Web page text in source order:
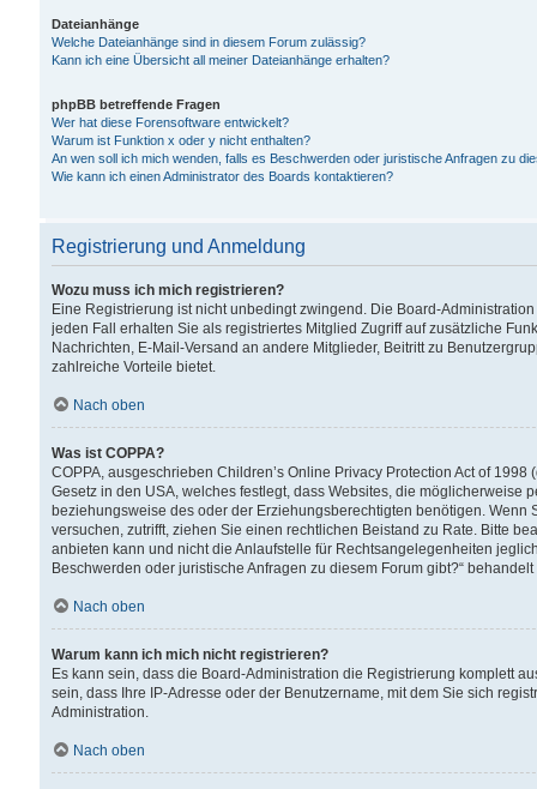
Dateianhänge
Welche Dateianhänge sind in diesem Forum zulässig?
Kann ich eine Übersicht all meiner Dateianhänge erhalten?
phpBB betreffende Fragen
Wer hat diese Forensoftware entwickelt?
Warum ist Funktion x oder y nicht enthalten?
An wen soll ich mich wenden, falls es Beschwerden oder juristische Anfragen zu
Wie kann ich einen Administrator des Boards kontaktieren?
Registrierung und Anmeldung
Wozu muss ich mich registrieren?
Eine Registrierung ist nicht unbedingt zwingend. Die Board-
jeden Fall erhalten Sie als registriertes Mitglied Zugriff auf zusätzliche
Nachrichten, E-Mail-Versand an andere Mitglieder, Beitritt zu
zahlreiche Vorteile bietet.
Nach oben
Was ist COPPA?
COPPA, ausgeschrieben Children’s Online Privacy Protection Act of
Gesetz in den USA, welches festlegt, dass Websites, die
beziehungsweise des oder der Erziehungsberechtigten benötigen.
versuchen, zutrifft, ziehen Sie einen rechtlichen Beistand zu Rate. Bitte
anbieten kann und nicht die Anlaufstelle für Rechtsangelegenheiten
Beschwerden oder juristische Anfragen zu diesem Forum gibt?“
Nach oben
Warum kann ich mich nicht registrieren?
Es kann sein, dass die Board-Administration die Registrierung komplett
sein, dass Ihre IP-Adresse oder der Benutzername, mit dem Sie sich
Administration.
Nach oben